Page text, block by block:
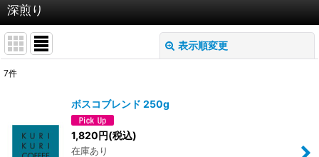
深煎り
表示順変更
並び順:
7件
ボスコブレンド 250g
1,820円(税込)
在庫あり